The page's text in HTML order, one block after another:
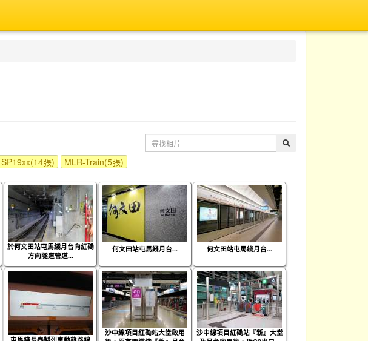
SP19xx(14張)
MLR-Train(5張)
於何文田站屯馬綫月台向紅磡
方向隧道管道...
何文田站屯馬綫月台... 何文田站屯馬綫月台...
沙中線項目紅磡站大堂啟用
沙中線項目紅磡站『新』大堂